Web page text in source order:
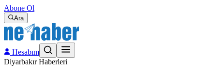
Abone Ol
Ara
Hesabım
Diyarbakır Haberleri